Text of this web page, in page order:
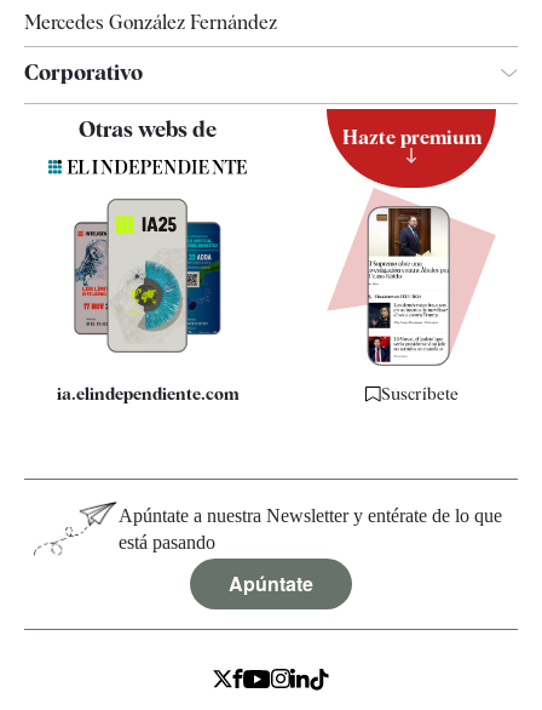
Mercedes González Fernández
Corporativo
Contacto
Quiénes somos
Especificaciones
Otras webs de
ia.elindependiente.com
Hazte premium
Suscríbete
Apúntate a nuestra Newsletter y entérate de lo que
está pasando
Apúntate